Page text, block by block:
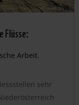
Flüsse:
Arbeit,
sehr